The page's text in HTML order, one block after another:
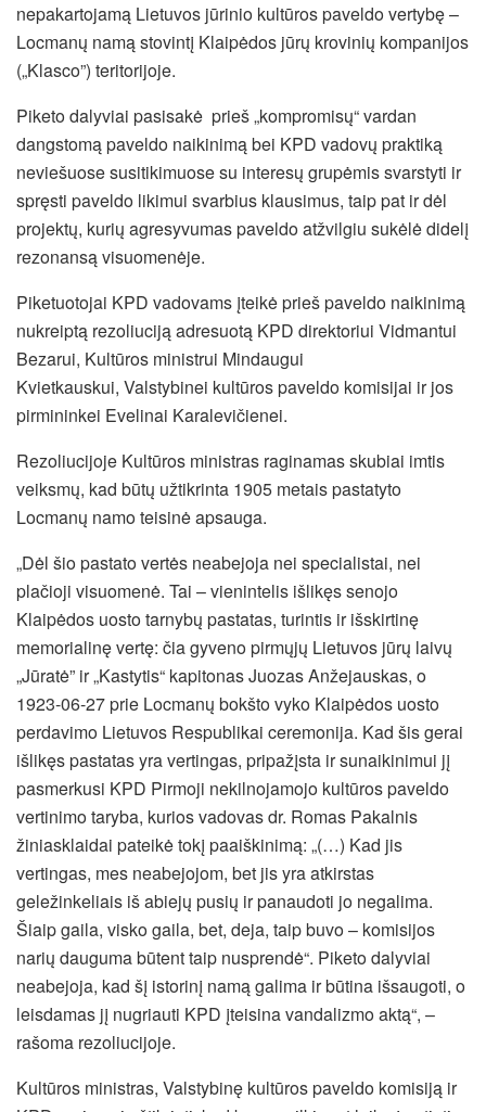
nepakartojamą Lietuvos jūrinio kultūros paveldo vertybę –
Locmanų namą stovintį Klaipėdos jūrų krovinių kompanijos
(„Klasco”) teritorijoje.
Piketo dalyviai pasisakė prieš „kompromisų“ vardan
dangstomą paveldo naikinimą bei KPD vadovų praktiką
neviešuose susitikimuose su interesų grupėmis svarstyti ir
spręsti paveldo likimui svarbius klausimus, taip pat ir dėl
projektų, kurių agresyvumas paveldo atžvilgiu sukėlė didelį
rezonansą visuomenėje.
Piketuotojai KPD vadovams įteikė prieš paveldo naikinimą
nukreiptą rezoliuciją adresuotą KPD direktoriui Vidmantui
Bezarui, Kultūros ministrui Mindaugui
Kvietkauskui, Valstybinei kultūros paveldo komisijai ir jos
pirmininkei Evelinai Karalevičienei.
Rezoliucijoje Kultūros ministras raginamas skubiai imtis
veiksmų, kad būtų užtikrinta 1905 metais pastatyto
Locmanų namo teisinė apsauga.
„Dėl šio pastato vertės neabejoja nei specialistai, nei
plačioji visuomenė. Tai – vienintelis išlikęs senojo
Klaipėdos uosto tarnybų pastatas, turintis ir išskirtinę
memorialinę vertę: čia gyveno pirmųjų Lietuvos jūrų laivų
„Jūratė” ir „Kastytis“ kapitonas Juozas Anžejauskas, o
1923-06-27 prie Locmanų bokšto vyko Klaipėdos uosto
perdavimo Lietuvos Respublikai ceremonija. Kad šis gerai
išlikęs pastatas yra vertingas, pripažįsta ir sunaikinimui jį
pasmerkusi KPD Pirmoji nekilnojamojo kultūros paveldo
vertinimo taryba, kurios vadovas dr. Romas Pakalnis
žiniasklaidai pateikė tokį paaiškinimą: „(…) Kad jis
vertingas, mes neabejojom, bet jis yra atkirstas
geležinkeliais iš abiejų pusių ir panaudoti jo negalima.
Šiaip gaila, visko gaila, bet, deja, taip buvo – komisijos
narių dauguma būtent taip nusprendė“. Piketo dalyviai
neabejoja, kad šį istorinį namą galima ir būtina išsaugoti, o
leisdamas jį nugriauti KPD įteisina vandalizmo aktą“, –
rašoma rezoliucijoje.
Kultūros ministras, Valstybinę kultūros paveldo komisiją ir